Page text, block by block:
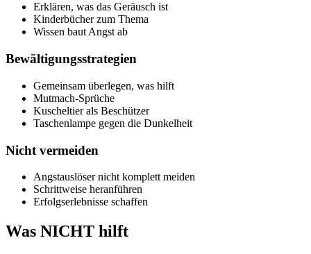
Erklären, was das Geräusch ist
Kinderbücher zum Thema
Wissen baut Angst ab
Bewältigungsstrategien
Gemeinsam überlegen, was hilft
Mutmach-Sprüche
Kuscheltier als Beschützer
Taschenlampe gegen die Dunkelheit
Nicht vermeiden
Angstauslöser nicht komplett meiden
Schrittweise heranführen
Erfolgserlebnisse schaffen
Was NICHT hilft